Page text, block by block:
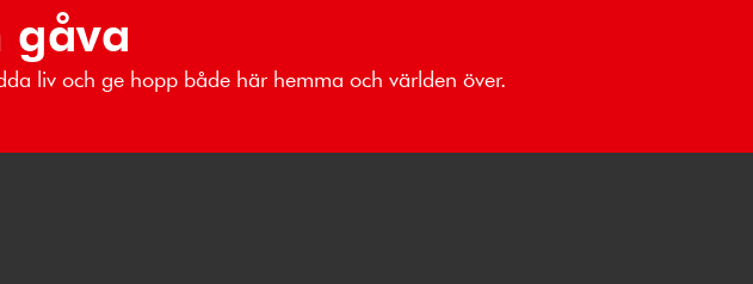
gåva
liv och ge hopp både här hemma och världen över.